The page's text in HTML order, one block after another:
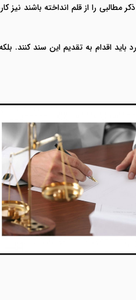
را از قلم انداخته باشند
اقدام به تقدیم این سند کنند.